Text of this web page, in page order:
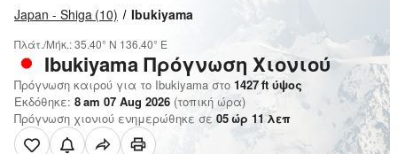
Japan - Shiga (10) Ibukiyama
Πλάτ./Μήκ.:35.40° N 136.40° E
IbukiyamaΠρόγνωση Χιονιού
Πρόγνωση καιρού για το Ibukiyama στο 1427ft ύψος
Εκδόθηκε: 8 am 07 Aug 2026 (τοπική ώρα)
Πρόγνωση χιονιού ενημερώθηκε σε 05ώρ 11λεπ